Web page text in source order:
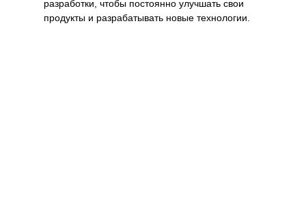
разработки, чтобы постоянно улучшать свои
продукты и разрабатывать новые технологии.